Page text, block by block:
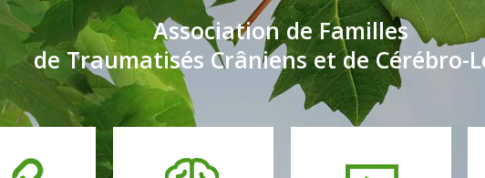
Association de Familles
de Traumatisés Crâniens et de Cérébro-